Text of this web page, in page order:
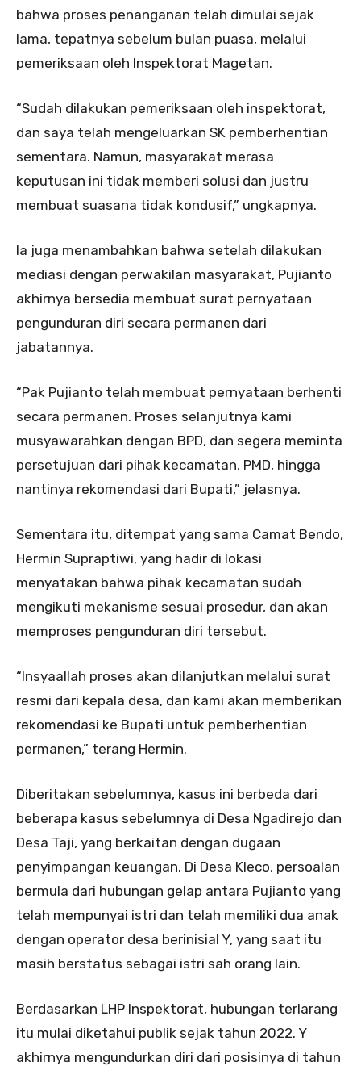
bahwa proses penanganan telah dimulai sejak
lama, tepatnya sebelum bulan puasa, melalui
pemeriksaan oleh Inspektorat Magetan.
“Sudah dilakukan pemeriksaan oleh inspektorat,
dan saya telah mengeluarkan SK pemberhentian
sementara. Namun, masyarakat merasa
keputusan ini tidak memberi solusi dan justru
membuat suasana tidak kondusif,” ungkapnya.
Ia juga menambahkan bahwa setelah dilakukan
mediasi dengan perwakilan masyarakat, Pujianto
akhirnya bersedia membuat surat pernyataan
pengunduran diri secara permanen dari
jabatannya.
“Pak Pujianto telah membuat pernyataan berhenti
secara permanen. Proses selanjutnya kami
musyawarahkan dengan BPD, dan segera meminta
persetujuan dari pihak kecamatan, PMD, hingga
nantinya rekomendasi dari Bupati,” jelasnya.
Sementara itu, ditempat yang sama Camat Bendo,
Hermin Supraptiwi, yang hadir di lokasi
menyatakan bahwa pihak kecamatan sudah
mengikuti mekanisme sesuai prosedur, dan akan
memproses pengunduran diri tersebut.
“Insyaallah proses akan dilanjutkan melalui surat
resmi dari kepala desa, dan kami akan memberikan
rekomendasi ke Bupati untuk pemberhentian
permanen,” terang Hermin.
Diberitakan sebelumnya, kasus ini berbeda dari
beberapa kasus sebelumnya di Desa Ngadirejo dan
Desa Taji, yang berkaitan dengan dugaan
penyimpangan keuangan. Di Desa Kleco, persoalan
bermula dari hubungan gelap antara Pujianto yang
telah mempunyai istri dan telah memiliki dua anak
dengan operator desa berinisial Y, yang saat itu
masih berstatus sebagai istri sah orang lain.
Berdasarkan LHP Inspektorat, hubungan terlarang
itu mulai diketahui publik sejak tahun 2022. Y
akhirnya mengundurkan diri dari posisinya di tahun